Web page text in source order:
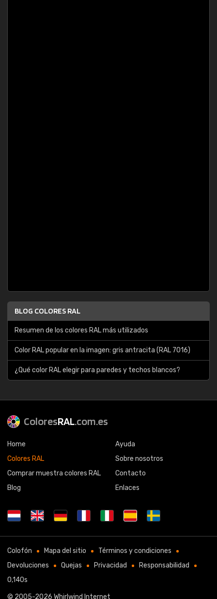
BLOG COLORES RAL
Resumen de los colores RAL más utilizados
Color RAL popular en la imagen: gris antracita (RAL 7016)
¿Qué color RAL elegir para paredes y techos blancos?
ColoresRAL.com.es
Home
Colores RAL
Comprar muestra colores RAL
Blog
Ayuda
Sobre nosotros
Contacto
Enlaces
Colofón Mapa del sitio
Términos y condiciones
Devoluciones
Quejas Privacidad
Responsabilidad
0,140s
© 2005-2026 Whirlwind Internet